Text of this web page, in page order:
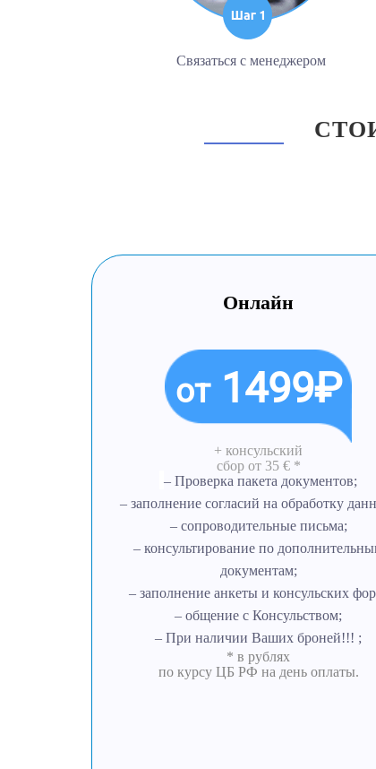
Связаться с менеджером
Онлайн
от1499₽
+ консульский
сбор от 35 € *
– Проверка пакета документов;
– заполнение согласий на обработку
– сопроводительные письма;
– консультирование по
документам;
– заполнение анкеты и консульских
– общение с Консульством;
– При наличии Ваших броней!!! ;
* в рублях
по курсу ЦБ РФ на день оплаты.